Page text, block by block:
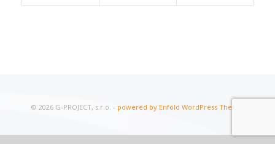
© 2026 G-PROJECT, s.r.o. - powered by Enfold WordPress Theme